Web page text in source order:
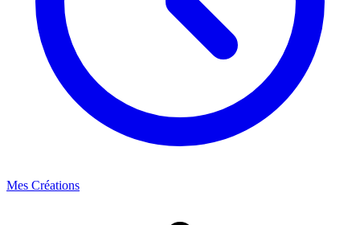
Mes Créations